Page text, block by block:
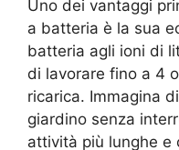
Uno dei vantaggi
a batteria è la sua
batteria agli ioni di
di lavorare fino a 4
ricarica. Immagina
giardino senza
attività più lunghe e